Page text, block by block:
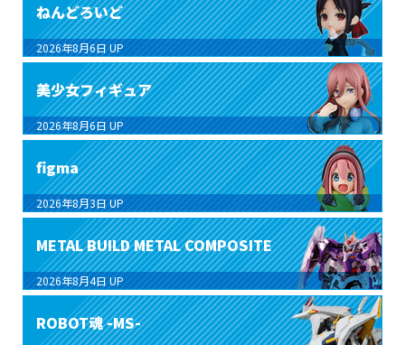
ねんどろいど
2026年8月6日 UP
美少女フィギュア
2026年8月6日 UP
figma
2026年8月3日 UP
METAL BUILD METAL COMPOSITE
2026年8月4日 UP
ROBOT魂 -MS-